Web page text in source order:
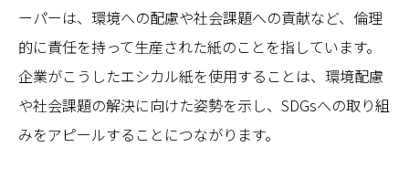
ーパーは、環境への配慮や社会課題への貢献など、倫理
的に責任を持って生産された紙のことを指しています。
企業がこうしたエシカル紙を使用することは、環境配慮
や社会課題の解決に向けた姿勢を示し、SDGsへの取り組
みをアピールすることにつながります。